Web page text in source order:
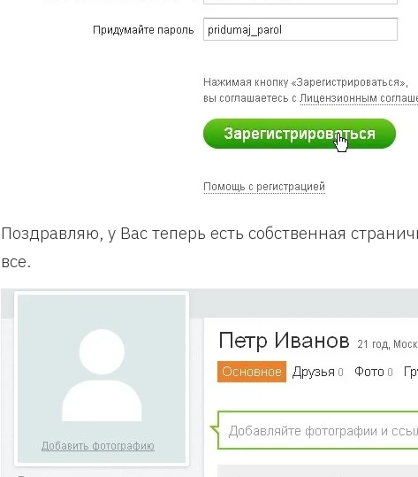
Поздравляю, у Вас теперь есть собственная
все.